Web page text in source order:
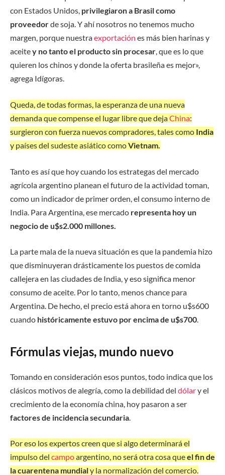
con Estados Unidos, privilegiaron a Brasil como
proveedorde soja. Y ahí nosotros no tenemos mucho
margen, porque nuestraexportación es más bien harinas y
aceitey no tanto el producto sin procesar, que es lo que
quieren los chinos y donde la oferta brasileña es mejor»,
agrega Idígoras.
Queda, de todas formas, la esperanza de una nueva
demanda que compense el lugar libre que dejaChina:
surgieron con fuerza nuevos compradores, tales como India
y países del sudeste asiático comoVietnam.
Tanto es así que hoy cuando los estrategas del mercado
agrícola argentino planean el futuro de la actividad toman,
como un indicador de primer orden, el consumo interno de
India. Para Argentina, ese mercado representa hoy un
negocio de u$s2.000 millones.
La parte mala de la nueva situación es que la pandemia hizo
que disminuyeran drásticamente los puestos de comida
callejera en las ciudades de India, y eso significa menor
consumo de aceite. Por lo tanto, menos chance para
Argentina. De hecho, el precio está ahora en torno u$s600
cuando históricamente estuvo por encima de u$s700.
Fórmulas viejas, mundo nuevo
Tomando en consideración esos puntos, todo indica que los
clásicos motivos de alegría, como la debilidad del dólary el
crecimiento de la economía china, hoy pasaron a ser
factores de incidencia secundaria
Por eso los expertos creen que si algo determinará el
impulso del campoargentino, no será otra cosa queel fin de
la cuarentena mundialy la normalización del comercio.